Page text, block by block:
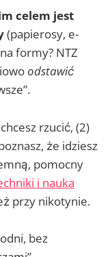
celem jest
(papierosy, e-
formy? NTZ
odstawić
rzucić, (2)
że idziesz
pomocny
i nauka
przy nikotynie.
bez